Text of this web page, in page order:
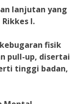
lanjutan yang
I.
fisik
pull-up, disertai
tinggi badan,